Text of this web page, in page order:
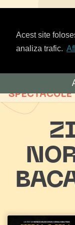
Acest site
analiza trafic.
SPECTACOLE